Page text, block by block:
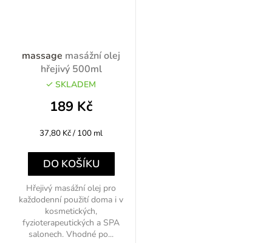
massage masážní olej
hřejivý 500ml
SKLADEM
189 Kč
Měrná
37,80 Kč / 100 ml
DO KOŠÍKU
Hřejivý masážní olej pro
každodenní použití doma i v
kosmetických,
fyzioterapeutických a SPA
salonech. Vhodné po...